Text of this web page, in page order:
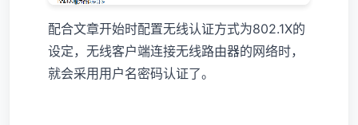
配合文章开始时配置无线认证方式为802.1X的
设定，无线客户端连接无线路由器的网络时，
就会采用用户名密码认证了。